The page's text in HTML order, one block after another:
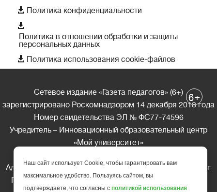
 Политика конфиденциальности

Политика в отношении обработки и защиты
персональных данных
 Политика использования cookie-файлов
Сетевое издание «Газета педагогов» (6+)
зарегистрировано Роскомнадзором 14 декабря 2018 года
Номер свидетельства ЭЛ № ФС77-74596
Учредитель – Инновационный образовательный центр
«Мой университет»
Адрес редакции: 185035 Россия, Республика Карелия, г.
Петрозаводск, ул. Фридриха Энгельса д.10, офис 211
6+
Наш сайт использует Cookie, чтобы гарантировать вам
максимальное удобство. Пользуясь сайтом, вы
подтверждаете, что согласны с политикой использования